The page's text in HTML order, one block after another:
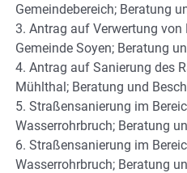
Gemeindebereich; Beratung
3. Antrag auf Verwertung von
Gemeinde Soyen; Beratung
4. Antrag auf Sanierung des
Mühlthal; Beratung und
5. Straßensanierung im
Wasserrohrbruch; Beratung
6. Straßensanierung im
Wasserrohrbruch; Beratung